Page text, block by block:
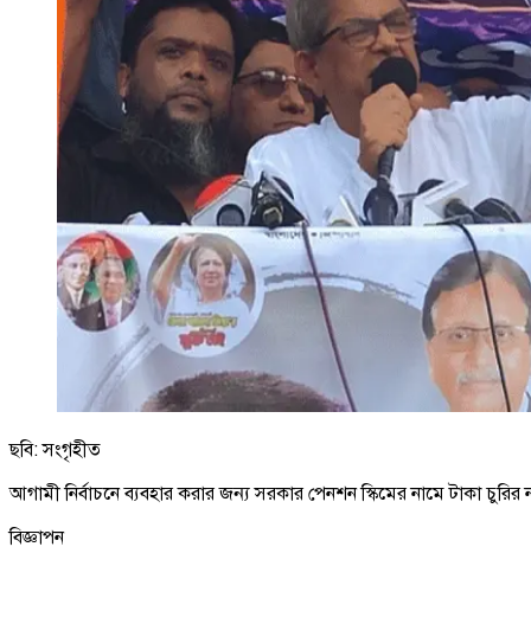
ছবি: সংগৃহীত
আগামী নির্বাচনে ব্যবহার করার জন্য সরকার পেনশন স্কিমের নামে টাকা চুরির
বিজ্ঞাপন